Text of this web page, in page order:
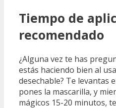
Tiempo de
recomendado
¿Alguna vez te has
estás haciendo bien al
desechable? Te levantas
pones la mascarilla, y
mágicos 15-20 minutos,